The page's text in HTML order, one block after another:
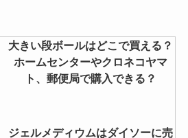
大きい段ボールはどこで買える？
ホームセンターやクロネコヤマ
ト、郵便局で購入できる？
ジェルメディウムはダイソーに売